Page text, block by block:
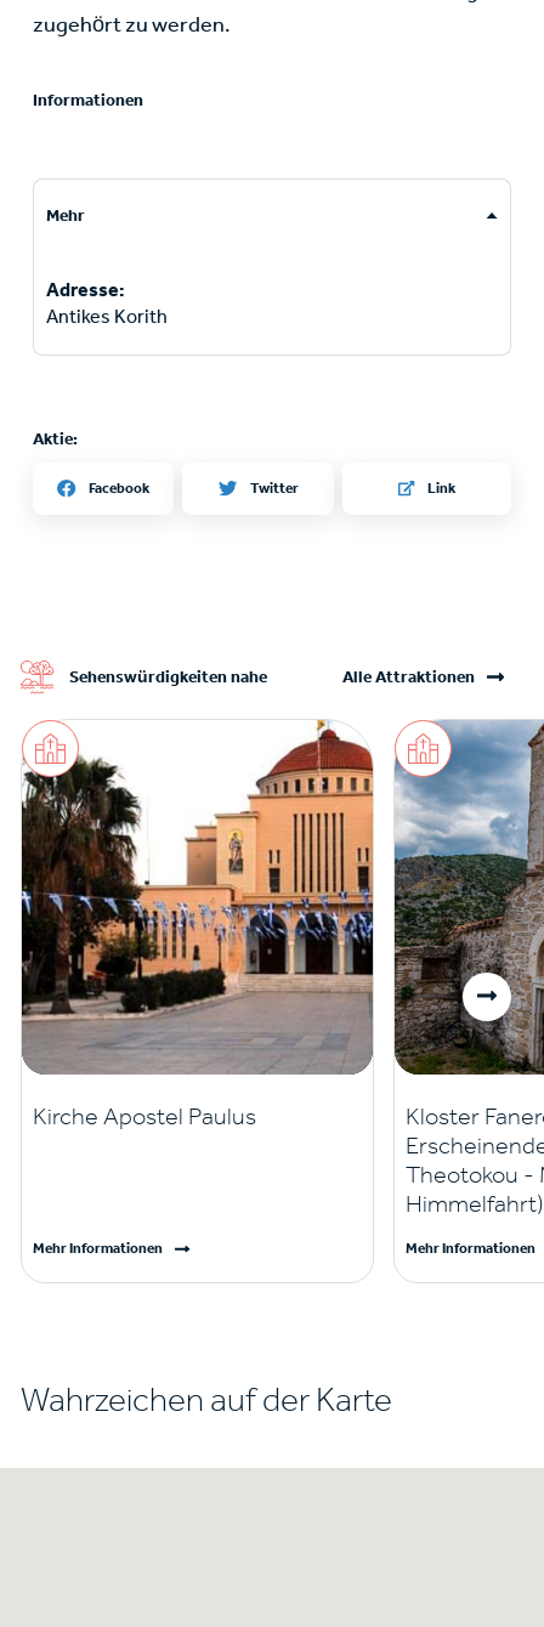
zugehört zu werden.
Informationen
Mehr
Adresse:
Antikes Korith
Aktie:
Facebook Twitter Link
Sehenswürdigkeiten nahe Alle Attraktionen
Kirche Apostel Paulus
Mehr Informationen
Kloster
Theotokou -
Himmelfahrt)
Mehr Informationen
Wahrzeichen auf der Karte